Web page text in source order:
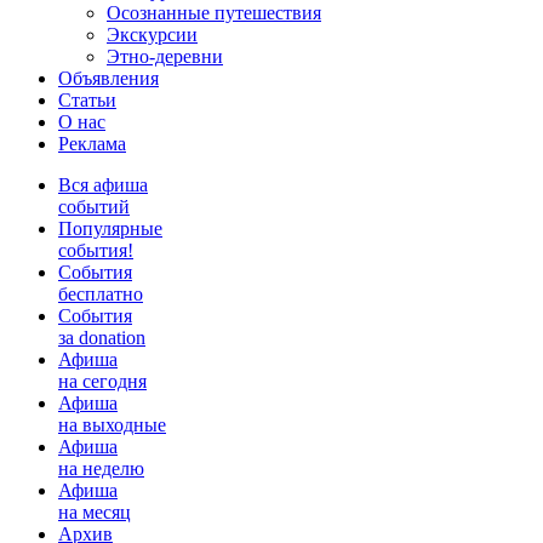
Осознанные путешествия
Экскурсии
Этно-деревни
Объявления
Статьи
О нас
Реклама
Вся афиша
событий
Популярные
события!
События
бесплатно
События
за donation
Афиша
на сегодня
Афиша
на выходные
Афиша
на неделю
Афиша
на месяц
Архив